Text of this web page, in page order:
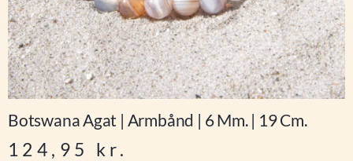
Botswana Agat | Armbånd | 6 Mm. | 19 Cm.
124,95 kr.